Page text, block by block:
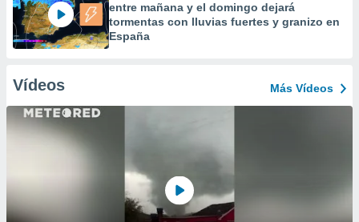
entre mañana y el domingo dejará
tormentas con lluvias fuertes y granizo en
España
Vídeos Más Vídeos